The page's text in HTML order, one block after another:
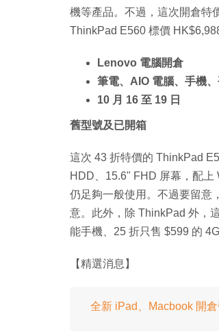
機等產品。不過，這次開倉特
ThinkPad E560 標價
Lenovo 電腦開倉
筆電、AIO 電腦、手機
10 月 16 至 19 日
舊型號及已開箱
這次 43 折特價的 ThinkPad
HDD、15.6" FHD 屏幕，配上
仍足夠一般使用。不過要留意
意。此外，除 ThinkPad 外，
能手機、25 折只售 $599 的
【精選消息】
全新 iPad、Macbook 開